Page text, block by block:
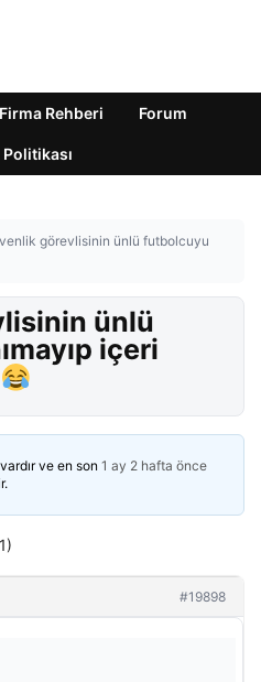
Firma Rehberi Forum
görevlisinin ünlü futbolcuyu
ünlü
içeri
ve en son 1 ay 2 hafta önce
#19898